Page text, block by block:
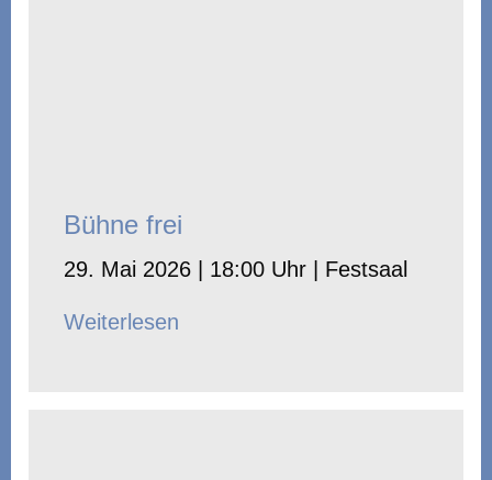
Bühne frei
29. Mai 2026 | 18:00 Uhr | Festsaal
Weiterlesen